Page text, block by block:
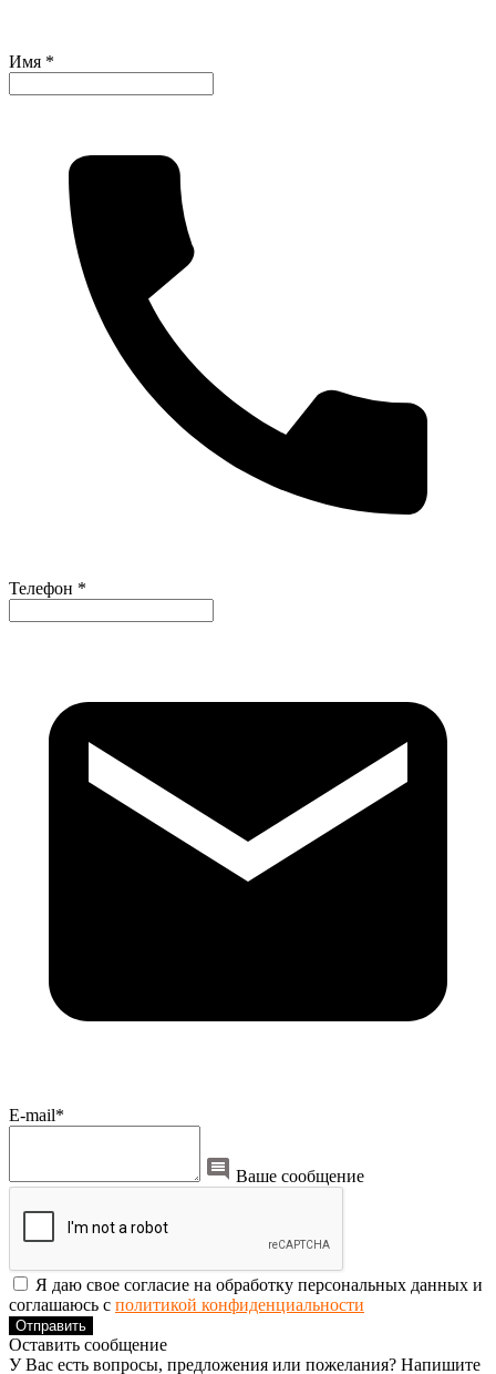
Имя *
Телефон *
E-mail*
Ваше сообщение
Я даю свое согласие на обработку персональных данных и
соглашаюсь с политикой конфиденциальности
Отправить
Оставить сообщение
У Вас есть вопросы, предложения или пожелания? Напишите